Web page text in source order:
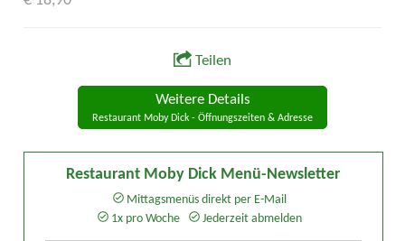
Teilen
Weitere Details
Restaurant Moby Dick - Öffnungszeiten & Adresse
Restaurant Moby Dick Menü-Newsletter
Mittagsmenüs direkt per E-Mail
1x pro Woche
Jederzeit abmelden